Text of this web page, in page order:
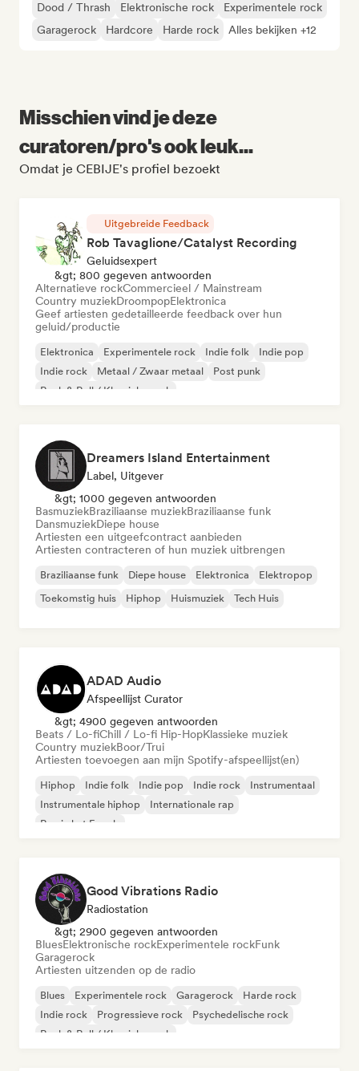
Dood / Thrash Elektronische rock
Experimentele rock
Garagerock
Hardcore Harde rock Alles bekijken +12
Misschien vind je deze
curatoren/pro's ook leuk...
Omdat je CEBIJE's profiel bezoekt
Uitgebreide Feedback
Rob Tavaglione/Catalyst Recording
Geluidsexpert
&gt; 800 gegeven antwoorden
Alternatieve rockCommercieel / Mainstream
Country muziekDroompopElektronica
Geef artiesten gedetailleerde feedback over hun
geluid/productie
Elektronica Experimentele rock Indie folk
Indie pop
Indie rock
Metaal / Zwaar metaal
Post punk
Rock & Roll / Klassieke rock
Dreamers Island Entertainment
Label, Uitgever
&gt; 1000 gegeven antwoorden
BasmuziekBraziliaanse muziekBraziliaanse funk
DansmuziekDiepe house
Artiesten een uitgeefcontract aanbieden
Artiesten contracteren of hun muziek uitbrengen
Braziliaanse funk Diepe house Elektronica
Elektropop
Toekomstig huis
Hiphop Huismuziek Tech Huis
ADAD Audio
Afspeellijst Curator
&gt; 4900 gegeven antwoorden
Beats / Lo-fiChill / Lo-fi Hip-HopKlassieke muziek
Country muziekBoor/Trui
Artiesten toevoegen aan mijn Spotify-afspeellijst(en)
Hiphop Indie folk Indie pop Indie rock
Instrumentaal
Instrumentale hiphop
Internationale rap
Rap in het Engels
Good Vibrations Radio
Radiostation
&gt; 2900 gegeven antwoorden
BluesElektronische rockExperimentele rockFunk
Garagerock
Artiesten uitzenden op de radio
Blues Experimentele rock Garagerock
Harde rock
Indie rock
Progressieve rock
Psychedelische rock
Rock & Roll / Klassieke rock